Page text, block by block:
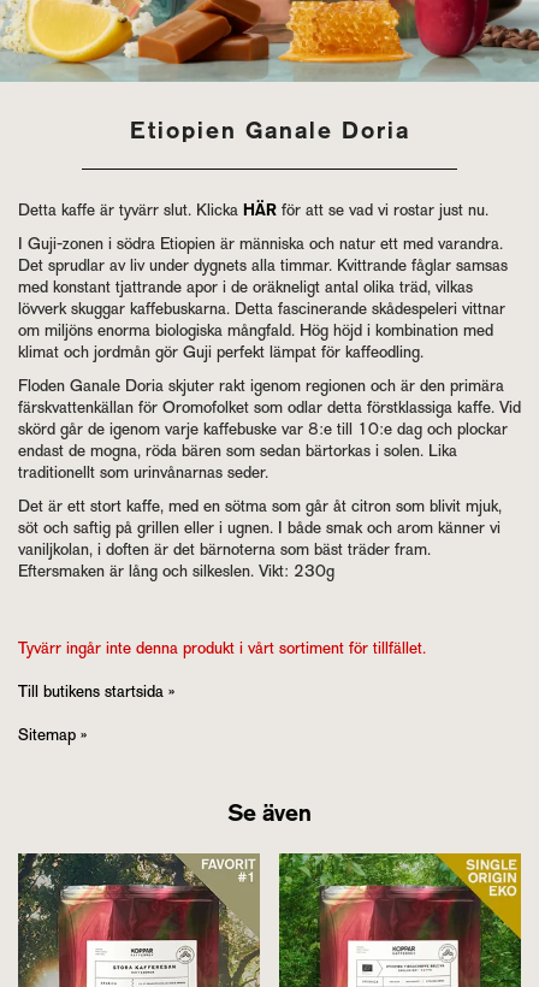
Etiopien Ganale Doria
Detta kaffe är tyvärr slut. Klicka HÄR för att se vad vi rostar just nu.
I Guji-zonen i södra Etiopien är människa och natur ett med varandra.
Det sprudlar av liv under dygnets alla timmar. Kvittrande fåglar samsas
med konstant tjattrande apor i de oräkneligt antal olika träd, vilkas
lövverk skuggar kaffebuskarna. Detta fascinerande skådespeleri vittnar
om miljöns enorma biologiska mångfald. Hög höjd i kombination med
klimat och jordmån gör Guji perfekt lämpat för kaffeodling.
Floden Ganale Doria skjuter rakt igenom regionen och är den primära
färskvattenkällan för Oromofolket som odlar detta förstklassiga kaffe. Vid
skörd går de igenom varje kaffebuske var 8:e till 10:e dag och plockar
endast de mogna, röda bären som sedan bärtorkas i solen. Lika
traditionellt som urinvånarnas seder.
Det är ett stort kaffe, med en sötma som går åt citron som blivit mjuk,
söt och saftig på grillen eller i ugnen. I både smak och arom känner vi
vaniljkolan, i doften är det bärnoterna som bäst träder fram.
Eftersmaken är lång och silkeslen. Vikt: 230g
Tyvärr ingår inte denna produkt i vårt sortiment för tillfället.
Till butikens startsida »
Sitemap »
Se även